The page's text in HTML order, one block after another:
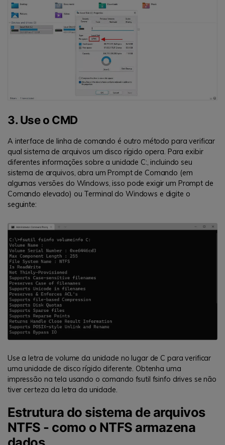
3. Use o CMD
A interface de linha de comando é outro método para verificar
qual sistema de arquivos um disco rígido opera. Para exibir
diferentes informações sobre a unidade C:, incluindo seu
sistema de arquivos, abra um Prompt de Comando (em
algumas versões do Windows, isso pode exigir um Prompt de
Comando elevado) ou Terminal do Windows e digite o
seguinte:
Use a letra de volume da unidade no lugar de C para verificar
uma unidade de disco rígido diferente. Obtenha uma
impressão na tela usando o comando fsutil fsinfo drives se não
tiver certeza da letra da unidade.
Estrutura do sistema de arquivos
NTFS - como o NTFS armazena